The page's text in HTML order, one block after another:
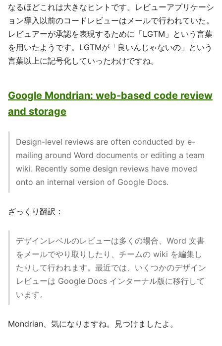
なるほどこれは大きなヒントです。レビューアプリケーシ
ョン導入以前のコードレビューはメールで行われていた。
レビュアーが承認を表現するために「LGTM」という言葉
を用いたようです。LGTMが「良いんじゃないの」という
言葉以上に記号化していったわけですね。
Google Mondrian: web-based code review
and storage
Design-level reviews are often conducted by e-
mailing around Word documents or editing a team
wiki. Recently some design reviews have moved
onto an internal version of Google Docs.
ざっくり翻訳：
デザインレベルのレビューは多くの場合、Word 文書
をメールでやり取りしたり、チームの wiki を編集し
たりして行われます。最近では、いくつかのデザイン
レビューは Google Docs インターナル版に移行して
います。
Mondrian、気になりますね。見つけましたよ。